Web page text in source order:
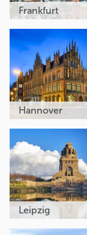
Frankfurt
Hannover
Leipzig